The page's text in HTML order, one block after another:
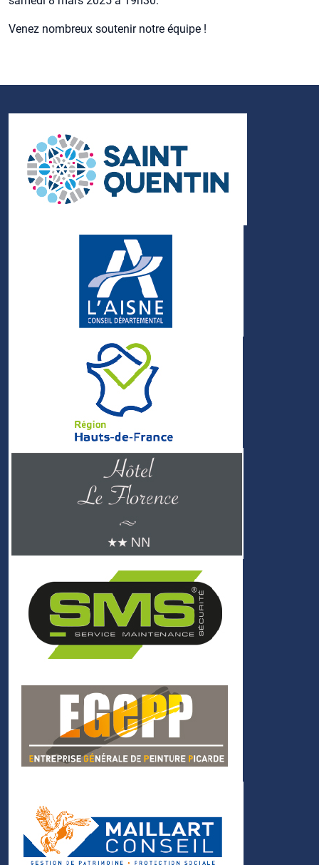
Venez nombreux soutenir notre équipe !